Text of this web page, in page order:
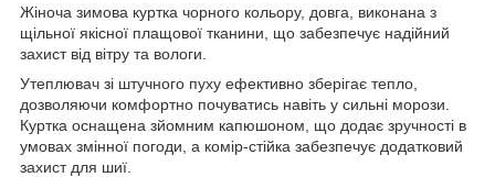
Жіноча зимова куртка чорного кольору, довга, виконана з
щільної якісної плащової тканини, що забезпечує надійний
захист від вітру та вологи.
Утеплювач зі штучного пуху ефективно зберігає тепло,
дозволяючи комфортно почуватись навіть у сильні морози.
Куртка оснащена зйомним капюшоном, що додає зручності в
умовах змінної погоди, а комір-стійка забезпечує додатковий
захист для шиї.